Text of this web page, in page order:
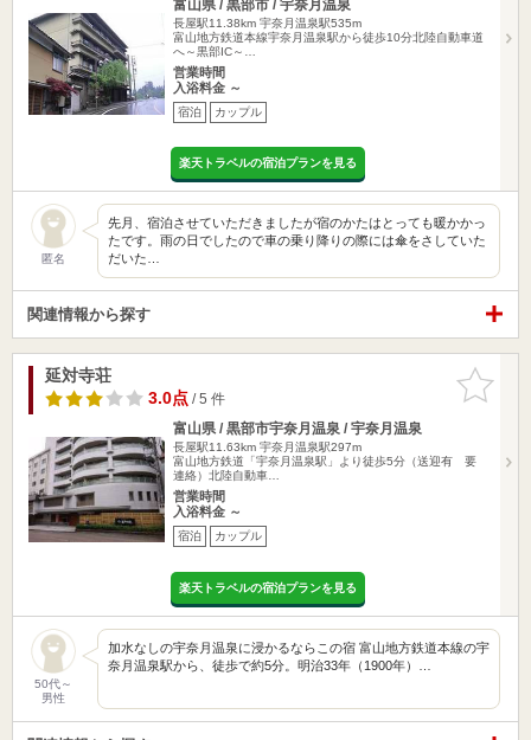
富山県 / 黒部市 / 宇奈月温泉
長屋駅11.38km 宇奈月温泉駅535m
富山地方鉄道本線宇奈月温泉駅から徒歩10分北陸自動車道
へ～黒部IC～…
営業時間
入浴料金 ～
宿泊 カップル
楽天トラベルの宿泊プランを見る
匿名
先月、宿泊させていただきましたが宿のかたはとっても暖かかっ
たです。雨の日でしたので車の乗り降りの際には傘をさしていた
だいた…
関連情報から探す
お気に入
りに追加
延対寺荘
3.0点/ 5 件
富山県 / 黒部市宇奈月温泉 / 宇奈月温泉
長屋駅11.63km 宇奈月温泉駅297m
富山地方鉄道「宇奈月温泉駅」より徒歩5分（送迎有 要
連絡）北陸自動車…
営業時間
入浴料金 ～
宿泊 カップル
楽天トラベルの宿泊プランを見る
50代～
男性
加水なしの宇奈月温泉に浸かるならこの宿 富山地方鉄道本線の宇
奈月温泉駅から、徒歩で約5分。明治33年（1900年）…